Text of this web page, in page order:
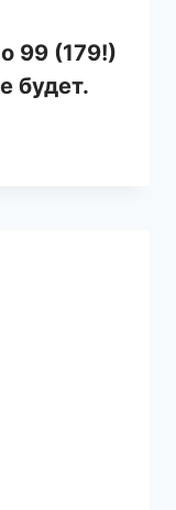
99 (179!)
будет.